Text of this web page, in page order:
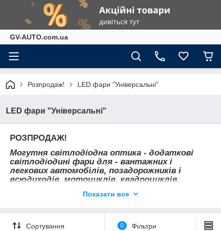
GV-AUTO.com.ua
Розпродаж! LED фари "Універсальні"
LED фари "Універсальні"
РОЗПРОДАЖ!
Могутня світлодіодна оптика - додаткові
світлодіодині фари для - вантажних і
легкових автомобілів, позадорожників і
всюдиходів, мотоциклів, квадроциклів,
водяного транспорту.Показати все
Сортування 0 Фільтри